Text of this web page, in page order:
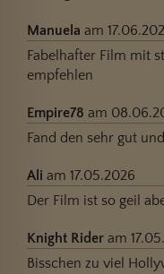
Manuela am
Fabelhafter Film mit
empfehlen
Empire78 am
Fand den sehr gut
Ali am 17.05.2026
Der Film ist so geil
Knight Rider am
Bisschen zu viel